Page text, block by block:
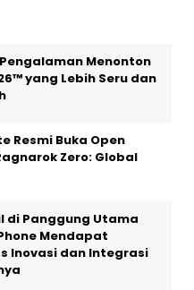
Menonton
yang Lebih Seru dan
Resmi Buka Open
Zero: Global
di Panggung Utama
Mendapat
Inovasi dan Integrasi